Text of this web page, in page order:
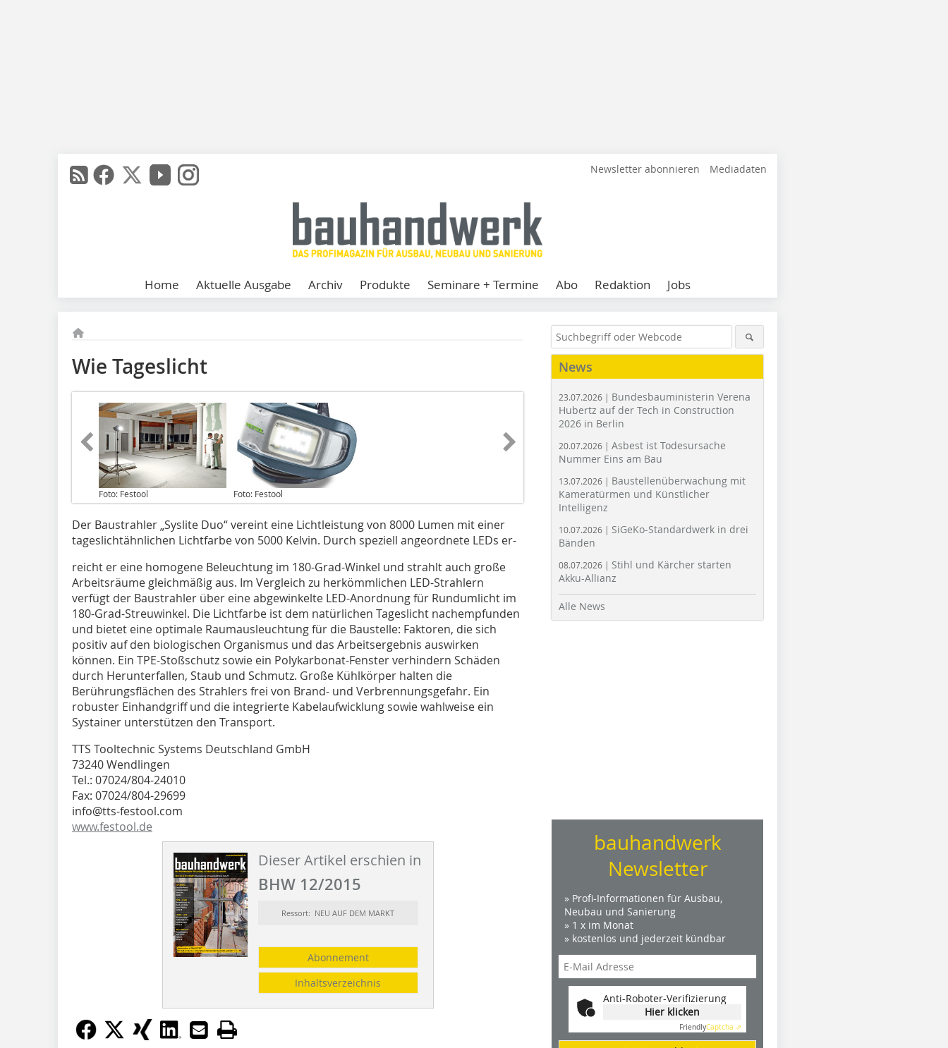
Newsletter abonnieren Mediadaten
Home Aktuelle Ausgabe Archiv Produkte Seminare + Termine Abo Redaktion Jobs
Wie Tageslicht
Foto: Festool Foto: Festool
Der Baustrahler „Syslite Duo“ vereint eine Lichtleistung von 8000 Lumen mit einer
tageslichtähnlichen Lichtfarbe von 5000 Kelvin. Durch speziell angeordnete LEDs er-
reicht er eine homogene Beleuchtung im 180-Grad-Winkel und strahlt auch große
Arbeitsräume gleichmäßig aus. Im Vergleich zu herkömmlichen LED-Strahlern
verfügt der Baustrahler über eine abgewinkelte LED-Anordnung für Rundumlicht im
180-Grad-Streuwinkel. Die Lichtfarbe ist dem natürlichen Tageslicht nachempfunden
und bietet eine optimale Raumausleuchtung für die Baustelle: Faktoren, die sich
positiv auf den biologischen Organismus und das Arbeitsergebnis auswirken
können. Ein TPE-Stoßschutz sowie ein Polykarbonat-Fenster verhindern Schäden
durch Herunterfallen, Staub und Schmutz. Große Kühlkörper halten die
Berührungsflächen des Strahlers frei von Brand- und Verbrennungsgefahr. Ein
robuster Einhandgriff und die integrierte Kabelaufwicklung sowie wahlweise ein
Systainer unterstützen den Transport.
TTS Tooltechnic Systems Deutschland GmbH
73240 Wendlingen
Tel.: 07024/804-24010
Fax: 07024/804-29699
info@tts-festool.com
www.festool.de
Dieser Artikel erschien in
BHW 12/2015
Ressort: NEU AUF DEM MARKT
Abonnement
Inhaltsverzeichnis
News
23.07.2026 | Bundesbauministerin Verena
Hubertz auf der Tech in Construction
2026 in Berlin
20.07.2026 | Asbest ist Todesursache
Nummer Eins am Bau
13.07.2026 | Baustellenüberwachung mit
Kameratürmen und Künstlicher
Intelligenz
10.07.2026 | SiGeKo-Standardwerk in drei
Bänden
08.07.2026 | Stihl und Kärcher starten
Akku-Allianz
Alle News
bauhandwerk
Newsletter
» Profi-Informationen für Ausbau,
Neubau und Sanierung
» 1 x im Monat
» kostenlos und jederzeit kündbar
Anti-Roboter-Verifizierung
Hier klicken
FriendlyCaptcha ⇗